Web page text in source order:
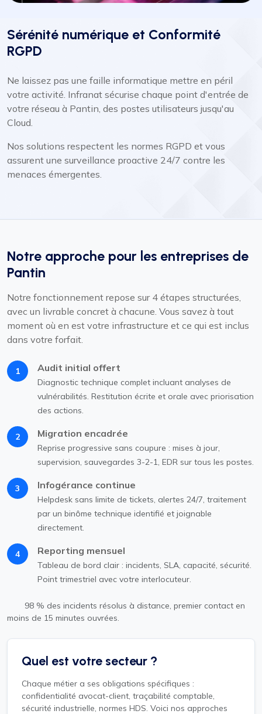
Sérénité numérique et Conformité
RGPD
Ne laissez pas une faille informatique mettre en péril
votre activité. Infranat sécurise chaque point d'entrée de
votre réseau à Pantin, des postes utilisateurs jusqu'au
Cloud.
Nos solutions respectent les normes RGPD et vous
assurent une surveillance proactive 24/7 contre les
menaces émergentes.
Notre approche pour les entreprises de
Pantin
Notre fonctionnement repose sur 4 étapes structurées,
avec un livrable concret à chacune. Vous savez à tout
moment où en est votre infrastructure et ce qui est inclus
dans votre forfait.
1 Audit initial offert
Diagnostic technique complet incluant analyses de
vulnérabilités. Restitution écrite et orale avec priorisation
des actions.
2 Migration encadrée
Reprise progressive sans coupure : mises à jour,
supervision, sauvegardes 3-2-1, EDR sur tous les postes.
3 Infogérance continue
Helpdesk sans limite de tickets, alertes 24/7, traitement
par un binôme technique identifié et joignable
directement.
4 Reporting mensuel
Tableau de bord clair : incidents, SLA, capacité, sécurité.
Point trimestriel avec votre interlocuteur.
98 % des incidents résolus à distance, premier contact en
moins de 15 minutes ouvrées.
Quel est votre secteur ?
Chaque métier a ses obligations spécifiques :
confidentialité avocat-client, traçabilité comptable,
sécurité industrielle, normes HDS. Voici nos approches